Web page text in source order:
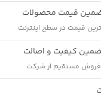
قیمت محصولات
قیمت در سطح اینترنت
کیفیت و اصالت
فروش مستقیم از شرکت